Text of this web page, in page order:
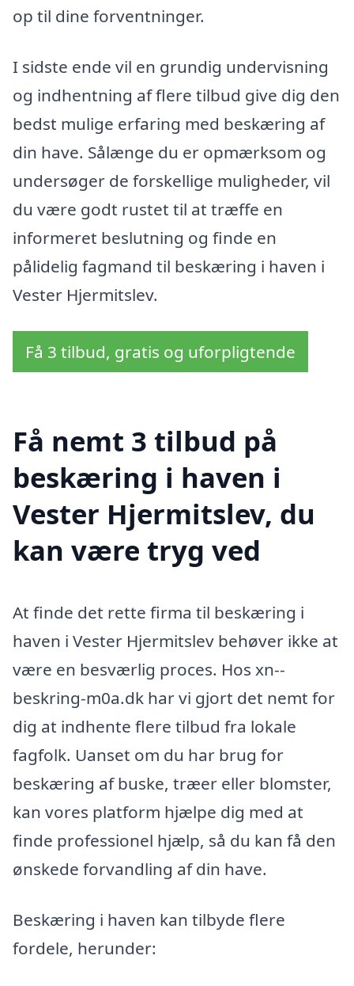
op til dine forventninger.
I sidste ende vil en grundig undervisning
og indhentning af flere tilbud give dig den
bedst mulige erfaring med beskæring af
din have. Sålænge du er opmærksom og
undersøger de forskellige muligheder, vil
du være godt rustet til at træffe en
informeret beslutning og finde en
pålidelig fagmand til beskæring i haven i
Vester Hjermitslev.
Få 3 tilbud, gratis og uforpligtende
Få nemt 3 tilbud på
beskæring i haven i
Vester Hjermitslev, du
kan være tryg ved
At finde det rette firma til beskæring i
haven i Vester Hjermitslev behøver ikke at
være en besværlig proces. Hos xn--
beskring-m0a.dk har vi gjort det nemt for
dig at indhente flere tilbud fra lokale
fagfolk. Uanset om du har brug for
beskæring af buske, træer eller blomster,
kan vores platform hjælpe dig med at
finde professionel hjælp, så du kan få den
ønskede forvandling af din have.
Beskæring i haven kan tilbyde flere
fordele, herunder: